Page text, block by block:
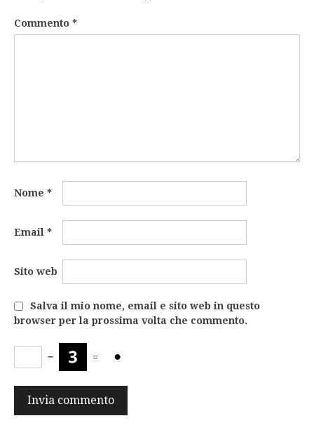
Commento *
Nome *
Email *
Sito web
Salva il mio nome, email e sito web in questo
browser per la prossima volta che commento.
− =